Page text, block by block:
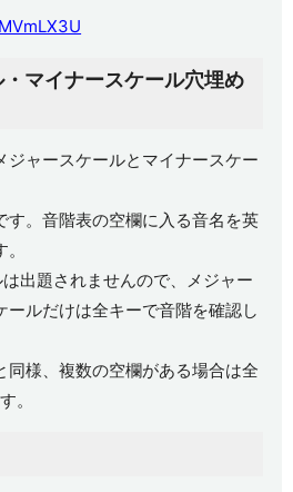
マイナースケール穴埋め
ジャースケールとマイナースケー
す。音階表の空欄に入る音名を英
出題されませんので、メジャー
ールだけは全キーで音階を確認し
同様、複数の空欄がある場合は全
。